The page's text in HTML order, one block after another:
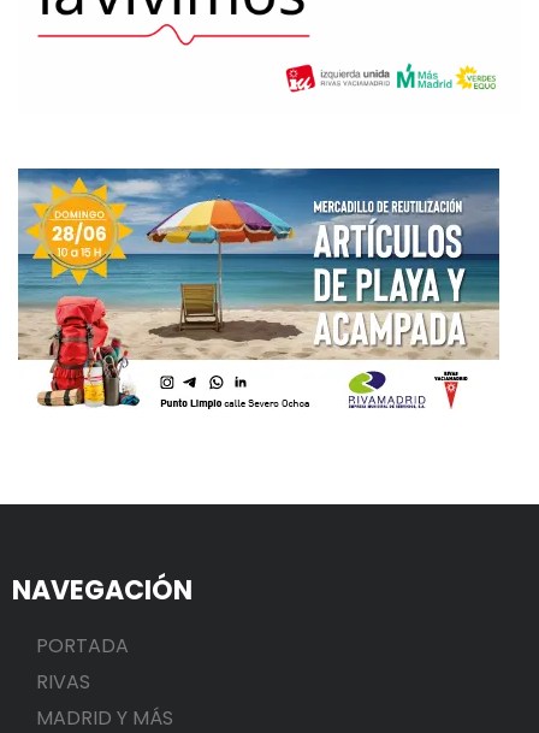
NAVEGACIÓN
PORTADA
RIVAS
MADRID Y MÁS